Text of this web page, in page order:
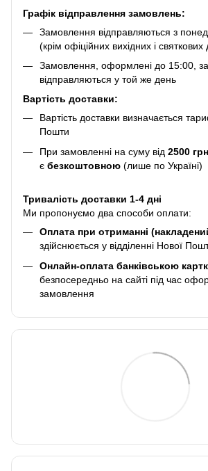
Графік відправлення замовлень:
Замовлення відправляються з
(крім офіційних вихідних і святкових
Замовлення, оформлені до 15:00,
відправляються у той же день
Вартість доставки:
Вартість доставки визначається
Пошти
При замовленні на суму від 2500 грн
є безкоштовною (лише по Україні)
Тривалість доставки 1-4 дні
Ми пропонуємо два способи оплати:
Оплата при отриманні
здійснюється у відділенні Нової
Онлайн-оплата банківською
безпосередньо на сайті під час
замовлення